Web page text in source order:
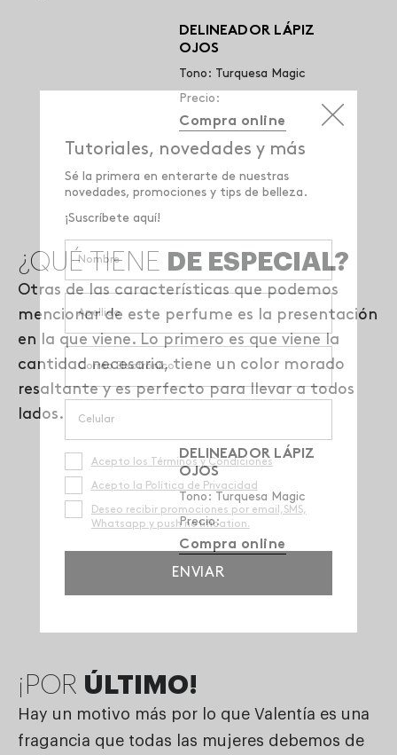
DELINEADOR LÁPIZ
OJOS
Tono: Turquesa Magic
Precio:
Compra online
¿QUÉ TIENE DE ESPECIAL?
Otras de las características que podemos
mencionar de este perfume es la presentación
en la que viene. Lo primero es que viene la
cantidad necesaria, tiene un color morado
resaltante y es perfecto para llevar a todos
lados.
DELINEADOR LÁPIZ
OJOS
Tono: Turquesa Magic
Precio:
Compra online
¡POR ÚLTIMO!
Hay un motivo más por lo que Valentía es una
fragancia que todas las mujeres debemos de